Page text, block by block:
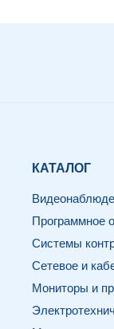
КАТАЛОГ
Программное
Системы
Сетевое и
Мониторы и